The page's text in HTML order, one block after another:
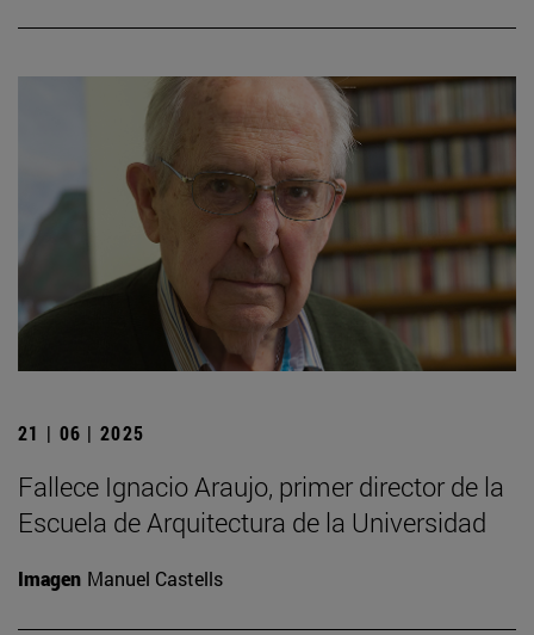
21 | 06 | 2025
Fallece Ignacio Araujo, primer director de la
Escuela de Arquitectura de la Universidad
Imagen Manuel Castells